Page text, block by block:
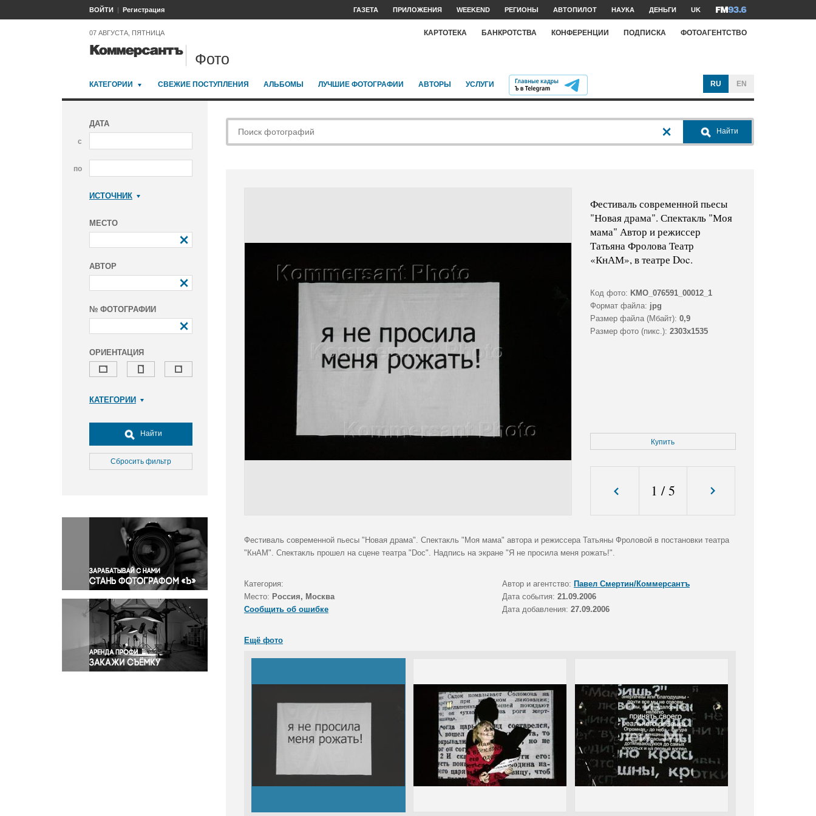
ВОЙТИ Регистрация ГАЗЕТА ПРИЛОЖЕНИЯ WEEKEND РЕГИОНЫ АВТОПИЛОТ НАУКА ДЕНЬГИ UK
07 АВГУСТА, ПЯТНИЦА КАРТОТЕКА БАНКРОТСТВА КОНФЕРЕНЦИИ ПОДПИСКА ФОТОАГЕНТСТВО
Фото
КАТЕГОРИИ СВЕЖИЕ ПОСТУПЛЕНИЯ АЛЬБОМЫ ЛУЧШИЕ ФОТОГРАФИИ АВТОРЫ УСЛУГИ RU EN
ДАТА
с
по
ИСТОЧНИК
МЕСТО
АВТОР
№ ФОТОГРАФИИ
ОРИЕНТАЦИЯ
КАТЕГОРИИ
Досуг, туризм и отдых
Культура
Медицина
Окружающая среда
Политика
Правосудие
Происшествия и конфликты
Религия
Светская жизнь
Спорт
Экология
Экономика и бизнес
Найти
Сбросить фильтр
Найти
Фестиваль современной пьесы
"Новая драма". Спектакль "Моя
мама" Автор и режиссер
Татьяна Фролова Театр
«КнАМ», в театре Doc.
Код фото: KMO_076591_00012_1
Формат файла: jpg
Размер файла (Мбайт): 0,9
Размер фото (пикс.): 2303x1535
Купить
1 /5
Фестиваль современной пьесы "Новая драма". Спектакль "Моя мама" автора и режиссера Татьяны Фроловой в постановки театра
"КнАМ". Спектакль прошел на сцене театра "Doc". Надпись на экране "Я не просила меня рожать!".
Категория: Автор и агентство: Павел Смертин/Коммерсантъ
Место: Россия, Москва Дата события: 21.09.2006
Сообщить об ошибке
Дата добавления: 27.09.2006
Ещё фото